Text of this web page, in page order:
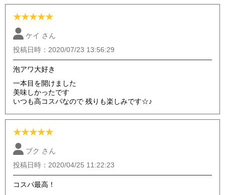
★★★★★
ケイ さん
投稿日時：2020/07/23 13:56:29
泡アワ大好き
一本目を開けました
美味しかったです
いつも高コスパなので 残りも楽しみです☆♪
★★★★★
ブク さん
投稿日時：2020/04/25 11:22:23
コスパ最高！